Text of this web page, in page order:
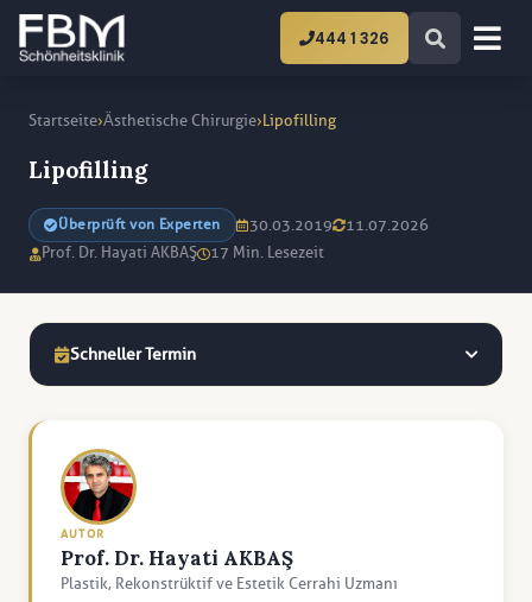
444 1 326
Startseite›Ästhetische Chirurgie›Lipofilling
Lipofilling
Überprüft von Experten 30.03.2019
11.07.2026
Prof. Dr. Hayati AKBAŞ
17 Min. Lesezeit
Schneller Termin
AUTOR
Prof. Dr. Hayati AKBAŞ
Plastik, Rekonstrüktif ve Estetik Cerrahi Uzmanı